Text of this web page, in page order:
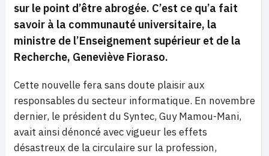
sur le point d’être abrogée. C’est ce qu’a fait
savoir à la communauté universitaire, la
ministre de l’Enseignement supérieur et de la
Recherche, Geneviève Fioraso.
Cette nouvelle fera sans doute plaisir aux
responsables du secteur informatique. En novembre
dernier, le président du Syntec, Guy Mamou-Mani,
avait ainsi dénoncé avec vigueur les effets
désastreux de la circulaire sur la profession,